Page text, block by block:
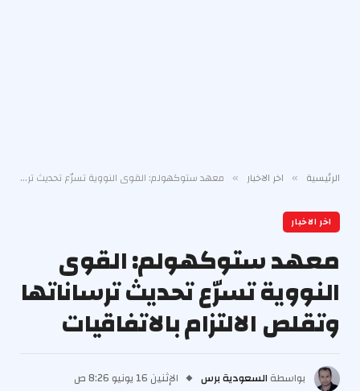
الرئيسية » اخر الاخبار » معهد ستوكهولم: القوى النووية تسرّع تحديث ترساناتها وتقلص الالتزام بالاتفاقيات
اخر الاخبار
معهد ستوكهولم: القوى
النووية تسرّع تحديث ترساناتها
وتقلص الالتزام بالاتفاقيات
بواسطة السعودية برس
الإثنين 16 يونيو 8:26 ص